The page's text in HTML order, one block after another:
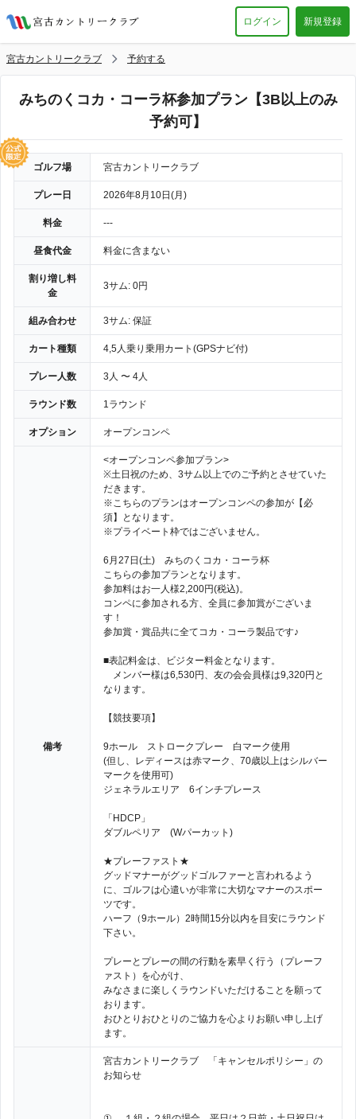
ログイン 新規登録
宮古カントリークラブ 予約する
みちのくコカ・コーラ杯参加プラン【3B以上のみ
予約可】
ゴルフ場 宮古カントリークラブ
プレー日 2026年8月10日(月)
料金 ---
昼食代金 料金に含まない
割り増し料
金
3サム: 0円
組み合わせ 3サム: 保証
カート種類 4,5人乗り乗用カート(GPSナビ付)
プレー人数 3人 〜 4人
ラウンド数 1ラウンド
オプション オープンコンペ
備考
<オープンコンペ参加プラン>
※土日祝のため、3サム以上でのご予約とさせていた
だきます。
※こちらのプランはオープンコンペの参加が【必
須】となります。
※プライベート枠ではございません。
6月27日(土) みちのくコカ・コーラ杯
こちらの参加プランとなります。
参加料はお一人様2,200円(税込)。
コンペに参加される方、全員に参加賞がございま
す！
参加賞・賞品共に全てコカ・コーラ製品です♪
■表記料金は、ビジター料金となります。
メンバー様は6,530円、友の会会員様は9,320円と
なります。
【競技要項】
9ホール ストロークプレー 白マーク使用
(但し、レディースは赤マーク、70歳以上はシルバー
マークを使用可)
ジェネラルエリア 6インチプレース
「HDCP」
ダブルペリア (Wパーカット)
★プレーファスト★
グッドマナーがグッドゴルファーと言われるよう
に、ゴルフは心遣いが非常に大切なマナーのスポー
ツです。
ハーフ（9ホール）2時間15分以内を目安にラウンド
下さい。
プレーとプレーの間の行動を素早く行う（プレーフ
ァスト）を心がけ、
みなさまに楽しくラウンドいただけることを願って
おります。
おひとりおひとりのご協力を心よりお願い申し上げ
ます。
宮古カントリークラブ 「キャンセルポリシー」の
お知らせ